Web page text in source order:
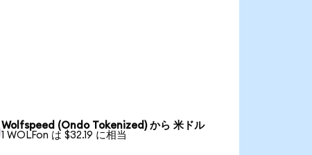
Wolfspeed (Ondo Tokenized) から 米ドル
1 WOLFon は $32.19 に相当